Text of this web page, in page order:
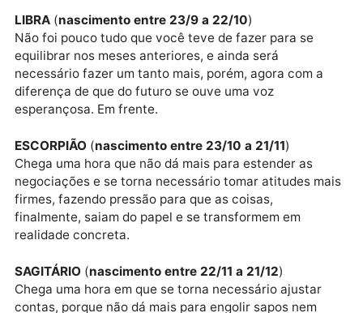
delegar funções e poder, assim, se dedicar apenas a
certos assuntos.
VIRGEM(nascimento entre 23/8 a 22/9
Continuar em estado de conflito não seria positivo
envolvidas. Portanto, ainda que você tenha de fazer
concessões de mau humor, isso será preferível. Em
frente.
LIBRA(nascimento entre 23/9 a 22/10
equilibrar nos meses anteriores, e ainda será
necessário fazer um tanto mais, porém, agora com a
diferença de que do futuro se ouve uma voz